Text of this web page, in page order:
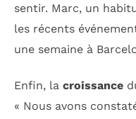
sentir. Marc, un
les récents
une semaine à
Enfin, la croissance
« Nous avons